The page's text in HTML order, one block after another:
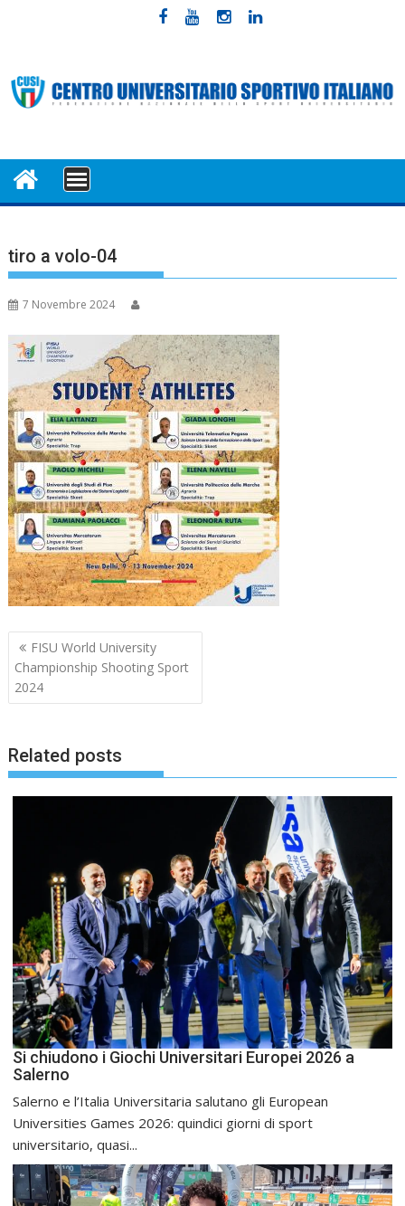
MENU
tiro a volo-04
7 Novembre 2024
Navigazione
articoli
FISU World University
Championship Shooting Sport
2024
Related posts
Si chiudono i Giochi Universitari Europei 2026 a
Salerno
Salerno e l’Italia Universitaria salutano gli European
Universities Games 2026: quindici giorni di sport
universitario, quasi...